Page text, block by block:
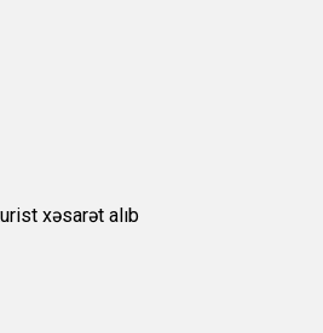
xəsarət alıb